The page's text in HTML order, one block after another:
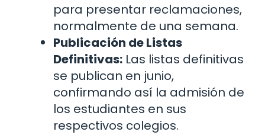
para presentar reclamaciones,
normalmente de una semana.
Publicación de Listas
Definitivas: Las listas definitivas
se publican en junio,
confirmando así la admisión de
los estudiantes en sus
respectivos colegios.